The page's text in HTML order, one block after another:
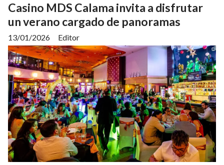
Casino MDS Calama invita a disfrutar
un verano cargado de panoramas
Editor
13/01/2026